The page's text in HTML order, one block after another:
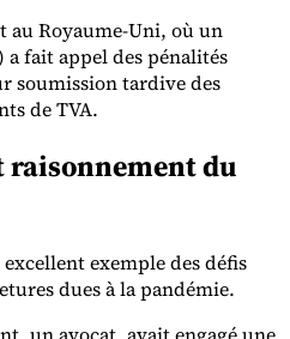
GSTCalculateur de taxe de
au Royaume-Uni, où un
fait appel des pénalités
soumission tardive des
de TVA.
raisonnement du
exemple des défis
dues à la pandémie.